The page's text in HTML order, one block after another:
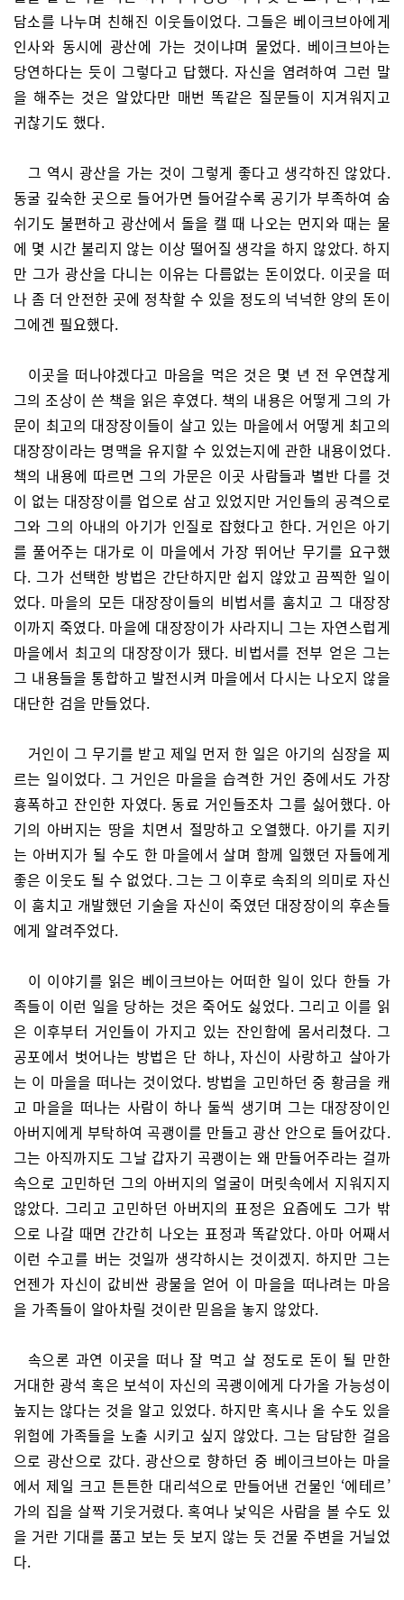
담소를 나누며 친해진 이웃들이었다. 그들은 베이크브아에게
인사와 동시에 광산에 가는 것이냐며 물었다. 베이크브아는
당연하다는 듯이 그렇다고 답했다. 자신을 염려하여 그런 말
을 해주는 것은 알았다만 매번 똑같은 질문들이 지겨워지고
귀찮기도 했다.
그 역시 광산을 가는 것이 그렇게 좋다고 생각하진 않았다.
동굴 깊숙한 곳으로 들어가면 들어갈수록 공기가 부족하여 숨
쉬기도 불편하고 광산에서 돌을 캘 때 나오는 먼지와 때는 물
에 몇 시간 불리지 않는 이상 떨어질 생각을 하지 않았다. 하지
만 그가 광산을 다니는 이유는 다름없는 돈이었다. 이곳을 떠
나 좀 더 안전한 곳에 정착할 수 있을 정도의 넉넉한 양의 돈이
그에겐 필요했다.
이곳을 떠나야겠다고 마음을 먹은 것은 몇 년 전 우연찮게
그의 조상이 쓴 책을 읽은 후였다. 책의 내용은 어떻게 그의 가
문이 최고의 대장장이들이 살고 있는 마을에서 어떻게 최고의
대장장이라는 명맥을 유지할 수 있었는지에 관한 내용이었다.
책의 내용에 따르면 그의 가문은 이곳 사람들과 별반 다를 것
이 없는 대장장이를 업으로 삼고 있었지만 거인들의 공격으로
그와 그의 아내의 아기가 인질로 잡혔다고 한다. 거인은 아기
를 풀어주는 대가로 이 마을에서 가장 뛰어난 무기를 요구했
다. 그가 선택한 방법은 간단하지만 쉽지 않았고 끔찍한 일이
었다. 마을의 모든 대장장이들의 비법서를 훔치고 그 대장장
이까지 죽였다. 마을에 대장장이가 사라지니 그는 자연스럽게
마을에서 최고의 대장장이가 됐다. 비법서를 전부 얻은 그는
그 내용들을 통합하고 발전시켜 마을에서 다시는 나오지 않을
대단한 검을 만들었다.
거인이 그 무기를 받고 제일 먼저 한 일은 아기의 심장을 찌
르는 일이었다. 그 거인은 마을을 습격한 거인 중에서도 가장
흉폭하고 잔인한 자였다. 동료 거인들조차 그를 싫어했다. 아
기의 아버지는 땅을 치면서 절망하고 오열했다. 아기를 지키
는 아버지가 될 수도 한 마을에서 살며 함께 일했던 자들에게
좋은 이웃도 될 수 없었다. 그는 그 이후로 속죄의 의미로 자신
이 훔치고 개발했던 기술을 자신이 죽였던 대장장이의 후손들
에게 알려주었다.
이 이야기를 읽은 베이크브아는 어떠한 일이 있다 한들 가
족들이 이런 일을 당하는 것은 죽어도 싫었다. 그리고 이를 읽
은 이후부터 거인들이 가지고 있는 잔인함에 몸서리쳤다. 그
공포에서 벗어나는 방법은 단 하나, 자신이 사랑하고 살아가
는 이 마을을 떠나는 것이었다. 방법을 고민하던 중 황금을 캐
고 마을을 떠나는 사람이 하나 둘씩 생기며 그는 대장장이인
아버지에게 부탁하여 곡괭이를 만들고 광산 안으로 들어갔다.
그는 아직까지도 그날 갑자기 곡괭이는 왜 만들어주라는 걸까
속으로 고민하던 그의 아버지의 얼굴이 머릿속에서 지워지지
않았다. 그리고 고민하던 아버지의 표정은 요즘에도 그가 밖
으로 나갈 때면 간간히 나오는 표정과 똑같았다. 아마 어째서
이런 수고를 버는 것일까 생각하시는 것이겠지. 하지만 그는
언젠가 자신이 값비싼 광물을 얻어 이 마을을 떠나려는 마음
을 가족들이 알아차릴 것이란 믿음을 놓지 않았다.
속으론 과연 이곳을 떠나 잘 먹고 살 정도로 돈이 될 만한
거대한 광석 혹은 보석이 자신의 곡괭이에게 다가올 가능성이
높지는 않다는 것을 알고 있었다. 하지만 혹시나 올 수도 있을
위험에 가족들을 노출 시키고 싶지 않았다. 그는 담담한 걸음
으로 광산으로 갔다. 광산으로 향하던 중 베이크브아는 마을
에서 제일 크고 튼튼한 대리석으로 만들어낸 건물인 ‘에테르’
가의 집을 살짝 기웃거렸다. 혹여나 낯익은 사람을 볼 수도 있
을 거란 기대를 품고 보는 듯 보지 않는 듯 건물 주변을 거닐었
다.